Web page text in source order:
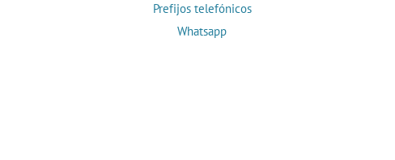
Prefijos telefónicos
Whatsapp